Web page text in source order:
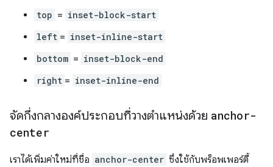
top = inset-block-start
left = inset-inline-start
bottom = inset-block-end
right = inset-inline-end
จัดกึ่งกลางองค์ประกอบที่วางตำแหน่งด้วย anchor-
center
เราได้เพิ่มค่าใหม่ที่ชื่อ anchor-center ซึ่งใช้กับพร็อพเพอร์ตี้